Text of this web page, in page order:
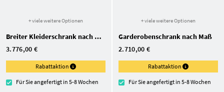
+ viele weitere Optionen
Breiter Kleiderschrank nach Maß
3.776,00 €
Rabattaktion
Für Sie angefertigt in 5-8 Wochen
+ viele weitere Optionen
Garderoben­schrank nach Maß
2.710,00 €
Rabattaktion
Für Sie angefertigt in 5-8 Wochen